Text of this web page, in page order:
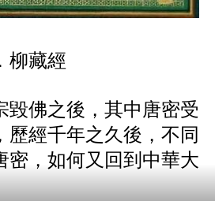
柳藏經
毀佛之後，其中唐密受
歷經千年之久後，不同
密，如何又回到中華大